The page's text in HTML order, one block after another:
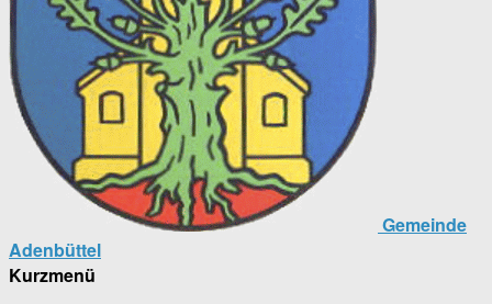
Gemeinde
Adenbüttel
Kurzmenü